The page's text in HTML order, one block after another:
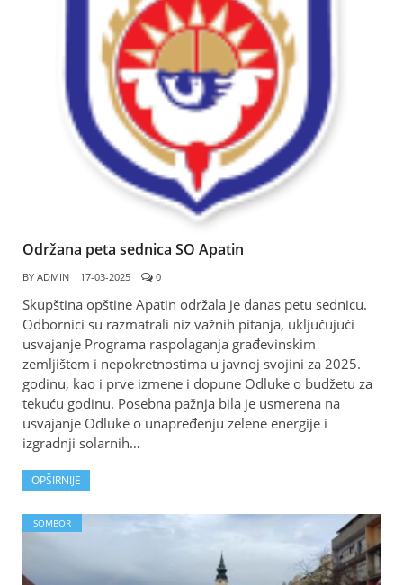
Održana peta sednica SO Apatin
BY ADMIN 17-03-2025 0
Skupština opštine Apatin održala je danas petu sednicu.
Odbornici su razmatrali niz važnih pitanja, uključujući
usvajanje Programa raspolaganja građevinskim
zemljištem i nepokretnostima u javnoj svojini za 2025.
godinu, kao i prve izmene i dopune Odluke o budžetu za
tekuću godinu. Posebna pažnja bila je usmerena na
usvajanje Odluke o unapređenju zelene energije i
izgradnji solarnih…
OPŠIRNIJE
SOMBOR